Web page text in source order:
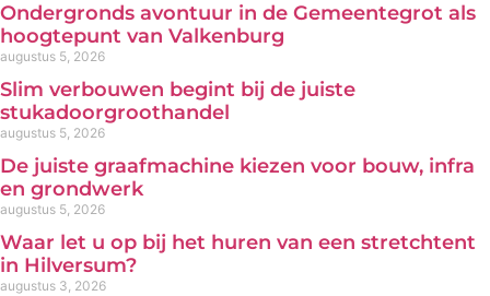
Ondergronds avontuur in de Gemeentegrot als
hoogtepunt van Valkenburg
augustus 5, 2026
Slim verbouwen begint bij de juiste
stukadoorgroothandel
augustus 5, 2026
De juiste graafmachine kiezen voor bouw, infra
en grondwerk
augustus 5, 2026
Waar let u op bij het huren van een stretchtent
in Hilversum?
augustus 3, 2026